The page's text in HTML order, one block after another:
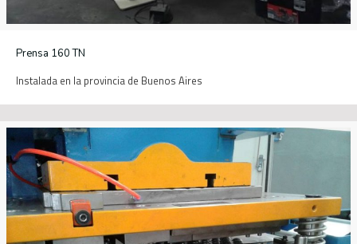
Prensa 160 TN
Instalada en la provincia de Buenos Aires